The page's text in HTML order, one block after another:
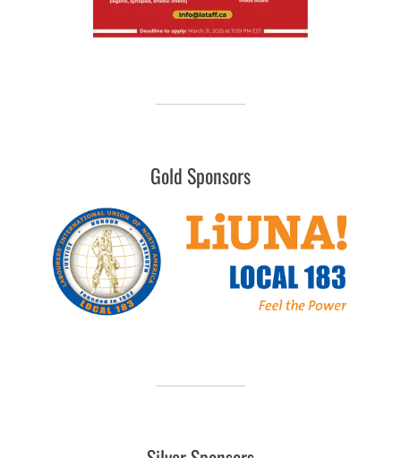
Gold Sponsors